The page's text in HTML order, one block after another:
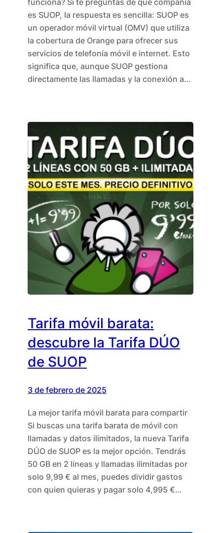
funciona? Si te preguntas de qué compañía
es SUOP, la respuesta es sencilla: SUOP es
un operador móvil virtual (OMV) que utiliza
la cobertura de Orange para ofrecer sus
servicios de telefonía móvil e internet. Esto
significa que, aunque SUOP gestiona
directamente las llamadas y la conexión a…
Tarifa móvil barata:
descubre la Tarifa DÚO
de SUOP
3 de febrero de 2025
La mejor tarifa móvil barata para compartir
Si buscas una tarifa barata de móvil con
llamadas y datos ilimitados, la nueva Tarifa
DÚO de SUOP es la mejor opción. Tendrás
50 GB en 2 líneas y llamadas ilimitadas por
solo 9,99 € al mes, puedes dividir gastos
con quien quieras y pagar solo 4,995 €…